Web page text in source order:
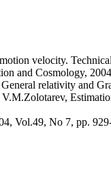
velocity.
and Cosmology,
relativity and
Vol.49, No 7, pp.